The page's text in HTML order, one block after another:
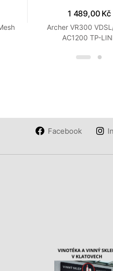
1 489,00 Kč
Archer VR300
AC1200 TP-
Facebook